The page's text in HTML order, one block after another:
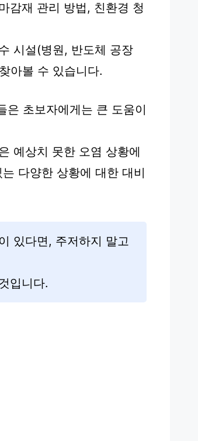
감재 관리 방법, 친환경 청
시설(병원, 반도체 공장
아볼 수 있습니다.
은 초보자에게는 큰 도움이
예상치 못한 오염 상황에
다양한 상황에 대한 대비
있다면, 주저하지 말고
입니다.